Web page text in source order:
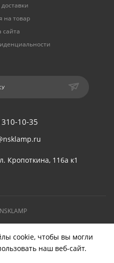
на товар
сайта
10-35
Кропоткина, 116а к1
cookie, чтобы вы могли
наш веб-сайт.